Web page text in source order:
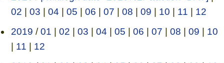
02 | 03 | 04 | 05 | 06 | 07 | 08 | 09 | 10 | 11 | 12
2019 /01 | 02 | 03 | 04 | 05 | 06 | 07 | 08 | 09 | 10
| 11 | 12